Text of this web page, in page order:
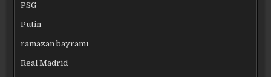
PSG
Putin
ramazan bayramı
Real Madrid